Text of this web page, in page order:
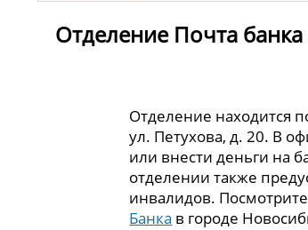
Отделение Почта банка
Отделение находится
ул. Петухова, д. 20. В
или внести деньги на
отделении также
инвалидов.
Банка в городе